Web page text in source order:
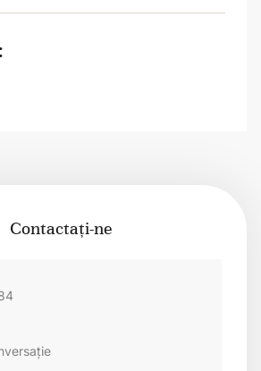
Contactați-ne